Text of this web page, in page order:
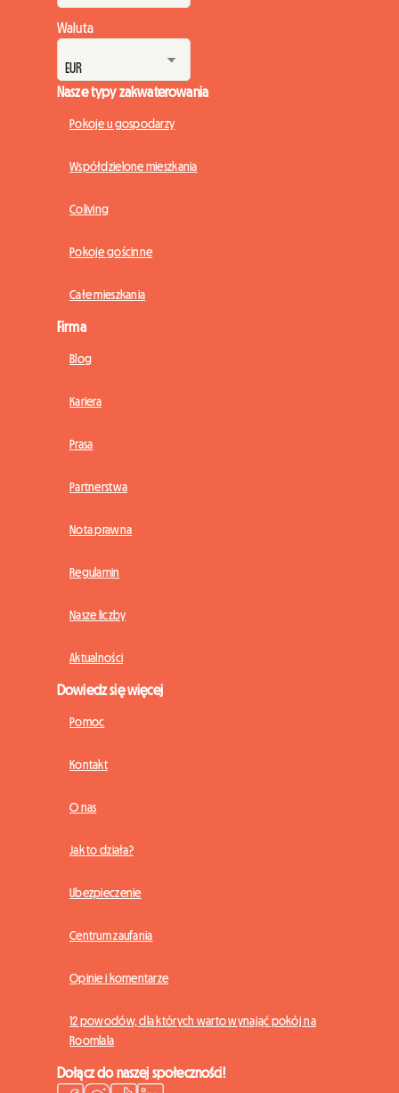
Waluta
Nasze typy zakwaterowania
Pokoje u gospodarzy
Współdzielone mieszkania
Coliving
Pokoje gościnne
Całe mieszkania
Firma
Blog
Kariera
Prasa
Partnerstwa
Nota prawna
Regulamin
Nasze liczby
Aktualności
Dowiedz się więcej
Pomoc
Kontakt
O nas
Jak to działa?
Ubezpieczenie
Centrum zaufania
Opinie i komentarze
12 powodów, dla których warto wynająć pokój na
Roomlala
Dołącz do naszej społeczności!